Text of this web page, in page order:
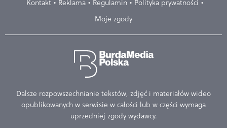
Kontakt Reklama Regulamin
Polityka prywatności
Moje zgody
Dalsze rozpowszechnianie tekstów, zdjęć i materiałów wideo
opublikowanych w serwisie w całości lub w części wymaga
uprzedniej zgody wydawcy.